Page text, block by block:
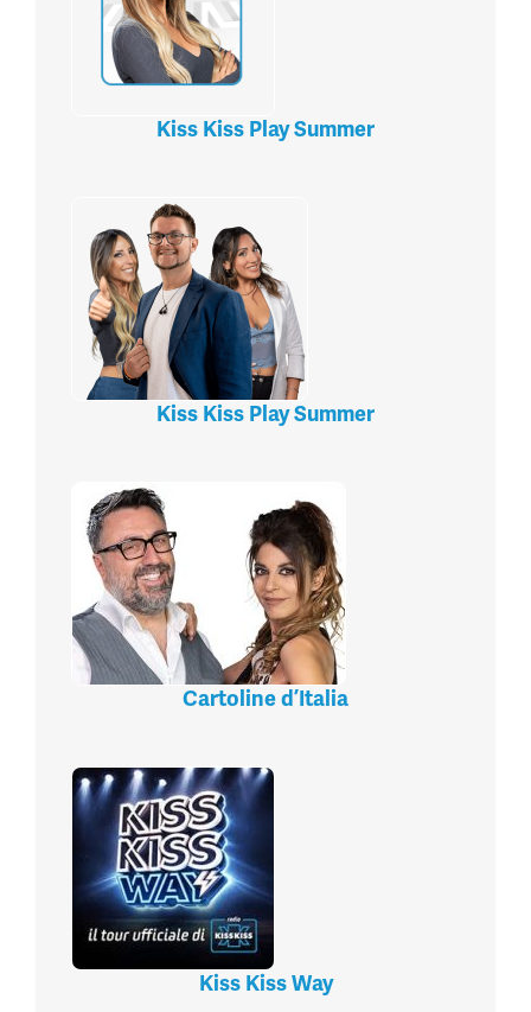
Kiss Kiss Play Summer
Kiss Kiss Play Summer
Cartoline d’Italia
Kiss Kiss Way